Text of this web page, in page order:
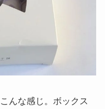
んな感じ。ボックス